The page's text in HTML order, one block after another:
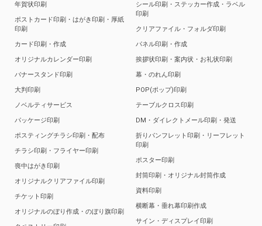
年賀状印刷
ポストカード印刷・はがき印刷・厚紙
印刷
カード印刷・作成
オリジナルカレンダー印刷
バナースタンド印刷
大判印刷
ノベルティサービス
パッケージ印刷
ポスティングチラシ印刷・配布
チラシ印刷・フライヤー印刷
喪中はがき印刷
オリジナルクリアファイル印刷
チケット印刷
オリジナルのぼり作成・のぼり旗印刷
シール印刷・ステッカー作成・ラベル
印刷
クリアファイル・フォルダ印刷
パネル印刷・作成
挨拶状印刷・案内状・お礼状印刷
幕・のれん印刷
POP(ポップ)印刷
テーブルクロス印刷
DM・ダイレクトメール印刷・発送
折りパンフレット印刷・リーフレット
印刷
ポスター印刷
封筒印刷・オリジナル封筒作成
資料印刷
横断幕・垂れ幕印刷作成
サイン・ディスプレイ印刷